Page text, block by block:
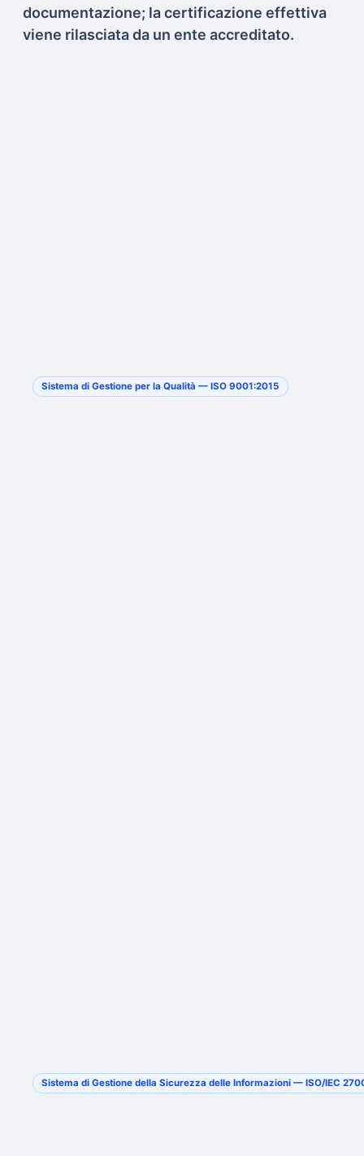
documentazione; la certificazione effettiva
viene rilasciata da un ente accreditato.
Sistema di Gestione per la Qualità — ISO 9001:2015
Sistema di Gestione della Sicurezza delle Informazioni — ISO/IEC